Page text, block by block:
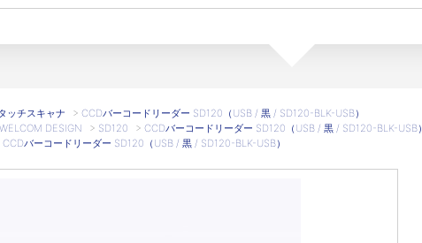
ッチスキャナ > CCDバーコードリーダー SD120（USB / 黒 / SD120-BLK-USB）
DESIGN > SD120 > CCDバーコードリーダー SD120（USB / 黒 / SD120-BLK-USB）
CCDバーコードリーダー SD120（USB / 黒 / SD120-BLK-USB）